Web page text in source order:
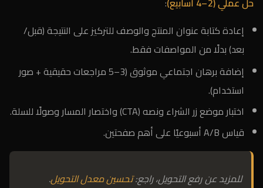
إعادة كتابة عنوان المنتج والوصف للتركيز على النتيجة (قبل/
بعد) بدلًا من المواصفات فقط.
إضافة برهان اجتماعي موثوق (3–5 مراجعات حقيقية + صور
استخدام).
اختبار موضع زر الشراء ونصه (CTA) واختصار المسار وصولًا للسلة.
قياس A/B أسبوعيًا على أهم صفحتين.
للمزيد عن رفع التحويل، راجع:تحسين معدل التحويل.